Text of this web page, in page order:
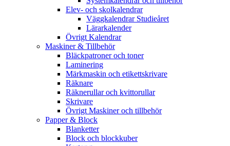
Elev- och skolkalendrar
Väggkalendrar Studieåret
Lärarkalender
Övrigt Kalendrar
Maskiner & Tillbehör
Bläckpatroner och toner
Laminering
Märkmaskin och etikettskrivare
Räknare
Räknerullar och kvittorullar
Skrivare
Övrigt Maskiner och tillbehör
Papper & Block
Blanketter
Block och blockkuber